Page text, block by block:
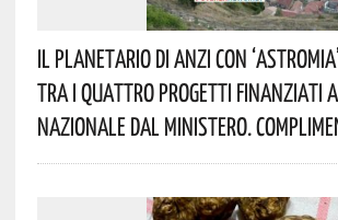
Il Planetario Di Anzi Con
Tra I Quattro Progetti Finanziati
Nazionale Dal Ministero.